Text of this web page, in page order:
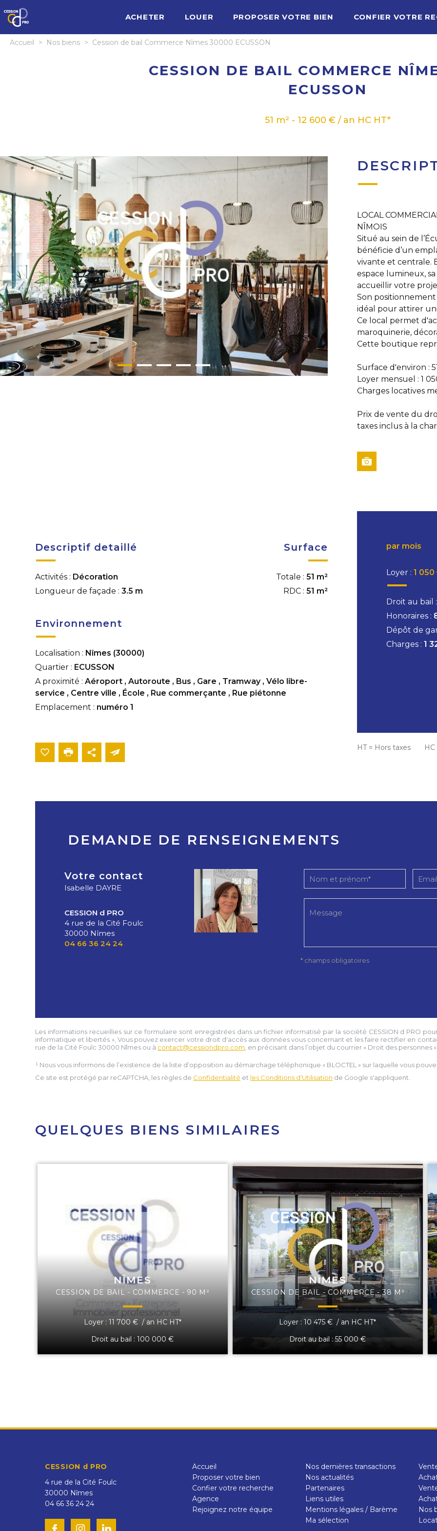
ACHETER LOUER PROPOSER VOTRE BIEN CONFIER VOTRE
Accueil > Nos biens > Cession de bail Commerce Nîmes 30000 ECUSSON
CESSION DE BAIL COMMERCE
ECUSSON
51 m² - 12 600 € / an HC HT*
LOCAL
NÎMOIS
Situé au sein de
bénéficie d’un
vivante et centrale.
espace lumineux,
accueillir votre
Son
idéal pour attirer
Ce local permet
maroquinerie,
Cette boutique
Surface d'environ :
Loyer mensuel : 1
Charges locatives
Prix de vente du
taxes inclus à la
Descriptif detaillé
Activités : Décoration
Longueur de façade : 3.5 m
Surface
Totale : 51 m²
RDC : 51 m²
Environnement
Localisation : Nîmes (30000)
Quartier : ECUSSON
A proximité : Aéroport , Autoroute , Bus , Gare , Tramway , Vélo libre-
service , Centre ville , École , Rue commerçante , Rue piétonne
Emplacement : numéro 1
par mois
Loyer : 1 050
Droit au bail :
Honoraires :
Dépôt de
Charges : 1
HT = Hors taxes HC
DEMANDE DE RENSEIGNEMENTS
Votre contact
Isabelle DAYRE
CESSION d PRO
4 rue de la Cité Foulc
30000 Nîmes
04 66 36 24 24
* champs obligatoires
Les informations recueillies sur ce formulaire sont enregistrées dans un fichier informatisé par la société CESSION d PRO
informatique et libertés », Vous pouvez exercer votre droit d'accès aux données vous concernant et les faire rectifier en
rue de la Cité Foulc 30000 Nîmes ou à contact@cessiondpro.com , en précisant dans l’objet du courrier « Droit des
¹ Nous vous informons de l’existence de la liste d’opposition au démarchage téléphonique « BLOCTEL » sur laquelle vous
Ce site est protégé par reCAPTCHA, les règles de Confidentialité et les Conditions d'Utilisation de Google s'appliquent.
QUELQUES BIENS SIMILAIRES
NÎMES
CESSION DE BAIL - COMMERCE - 90 M²
Loyer : 11 700 € / an HC HT*
Droit au bail : 100 000 €
NÎMES
CESSION DE BAIL - COMMERCE - 38 M²
Loyer : 10 475 € / an HC HT*
Droit au bail : 55 000 €
CESSION d PRO
4 rue de la Cité Foulc
30000 Nîmes
04 66 36 24 24
Accueil
Proposer votre bien
Confier votre recherche
Agence
Rejoignez notre équipe
Nos dernières transactions
Nos actualités
Partenaires
Liens utiles
Mentions légales / Barème
Ma sélection
Nos